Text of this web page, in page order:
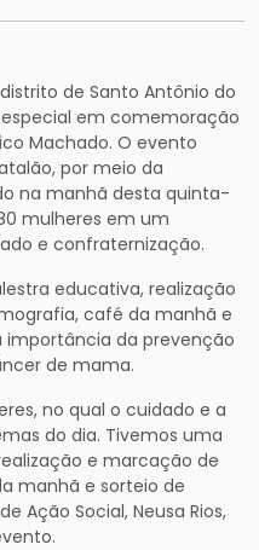
de Santo Antônio do
em comemoração
Machado. O evento
por meio da
na manhã desta quinta-
mulheres em um
e confraternização.
educativa, realização
café da manhã e
importância da prevenção
de mama.
no qual o cuidado e a
do dia. Tivemos uma
e marcação de
manhã e sorteio de
Ação Social, Neusa Rios,